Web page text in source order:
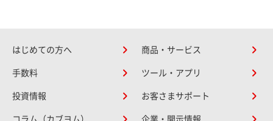
はじめての方へ 商品・サービス
手数料 ツール・アプリ
投資情報 お客さまサポート